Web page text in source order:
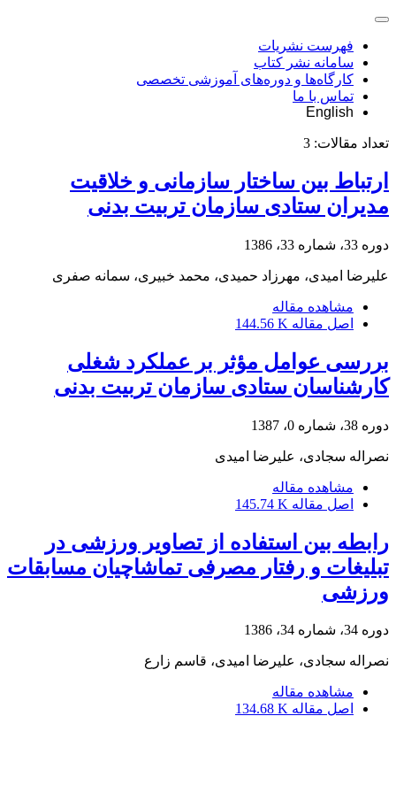
فهرست نشریات
سامانه نشر کتاب
کارگاه‌ها و دوره‌های آموزشی تخصصی
تماس با ما
English
تعداد مقالات: 3
ارتباط بین ساختار سازمانی و خلاقیت
مدیران ستادی سازمان تربیت بدنی
دوره 33، شماره 33، 1386
علیرضا امیدی، مهرزاد حمیدی، محمد خبیری، سمانه صفری
مشاهده مقاله
اصل مقاله 144.56 K
بررسی عوامل مؤثر بر عملکرد شغلی
کارشناسان ستادی سازمان تربیت بدنی
دوره 38، شماره 0، 1387
نصراله سجادی، علیرضا امیدی
مشاهده مقاله
اصل مقاله 145.74 K
رابطه بین استفاده از تصاویر ورزشی در
تبلیغات و رفتار مصرفی تماشاچیان مسابقات
ورزشی
دوره 34، شماره 34، 1386
نصراله سجادی، علیرضا امیدی، قاسم زارع
مشاهده مقاله
اصل مقاله 134.68 K